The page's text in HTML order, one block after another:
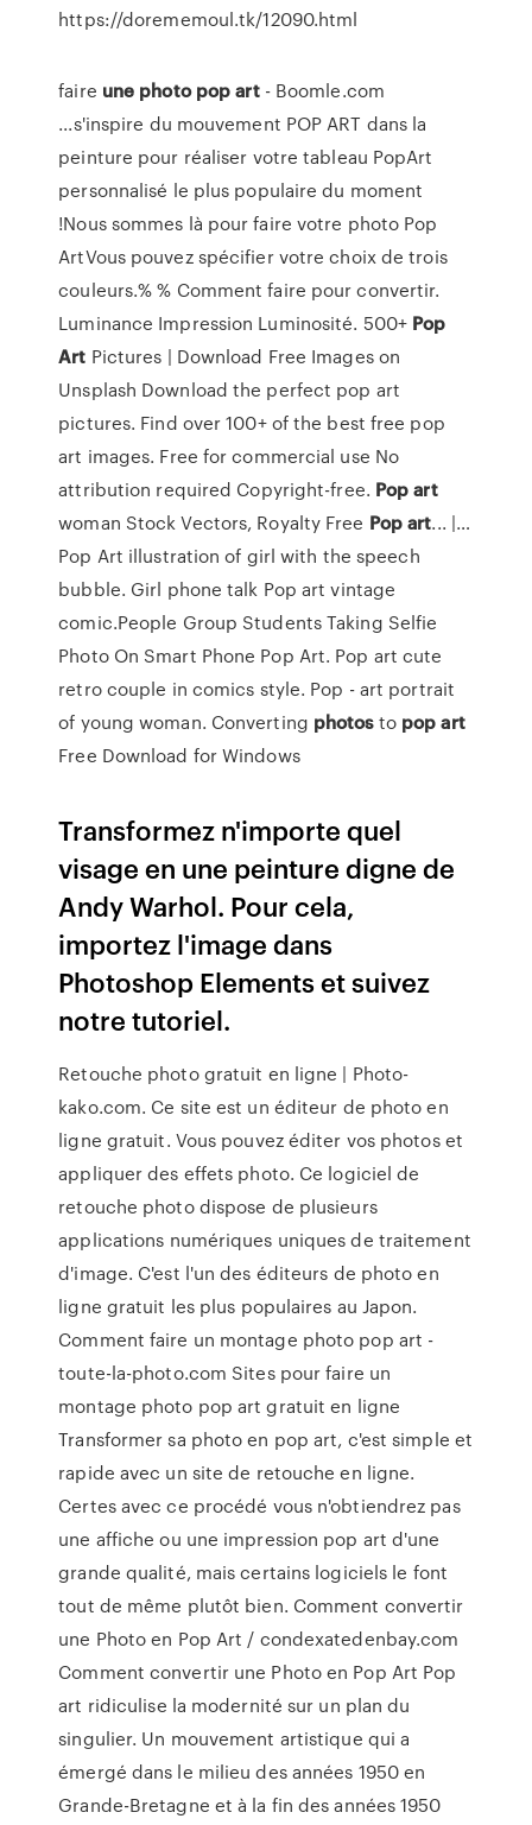
https://dorememoul.tk/12090.html
faire une photo pop art- Boomle.com
...s'inspire du mouvement POP ART dans la
peinture pour réaliser votre tableau PopArt
personnalisé le plus populaire du moment
!Nous sommes là pour faire votre photo Pop
ArtVous pouvez spécifier votre choix de trois
couleurs.% % Comment faire pour convertir.
Luminance Impression Luminosité. 500+ Pop
Art Pictures | Download Free Images on
Unsplash Download the perfect pop art
pictures. Find over 100+ of the best free pop
art images. Free for commercial use No
attribution required Copyright-free. Pop art
woman Stock Vectors, Royalty Free Popart... |…
Pop Art illustration of girl with the speech
bubble. Girl phone talk Pop art vintage
comic.People Group Students Taking Selfie
Photo On Smart Phone Pop Art. Pop art cute
retro couple in comics style. Pop - art portrait
of young woman. Converting photosto pop art
Free Download for Windows
Transformez n'importe quel
visage en une peinture digne de
Andy Warhol. Pour cela,
importez l'image dans
Photoshop Elements et suivez
notre tutoriel.
Retouche photo gratuit en ligne | Photo-
kako.com. Ce site est un éditeur de photo en
ligne gratuit. Vous pouvez éditer vos photos et
appliquer des effets photo. Ce logiciel de
retouche photo dispose de plusieurs
applications numériques uniques de traitement
d'image. C'est l'un des éditeurs de photo en
ligne gratuit les plus populaires au Japon.
Comment faire un montage photo pop art -
toute-la-photo.com Sites pour faire un
montage photo pop art gratuit en ligne
Transformer sa photo en pop art, c'est simple et
rapide avec un site de retouche en ligne.
Certes avec ce procédé vous n'obtiendrez pas
une affiche ou une impression pop art d'une
grande qualité, mais certains logiciels le font
tout de même plutôt bien. Comment convertir
une Photo en Pop Art / condexatedenbay.com
Comment convertir une Photo en Pop Art Pop
art ridiculise la modernité sur un plan du
singulier. Un mouvement artistique qui a
émergé dans le milieu des années 1950 en
Grande-Bretagne et à la fin des années 1950